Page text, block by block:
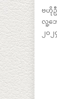
ဗဟို
လူ့ဘ
၂ဝ